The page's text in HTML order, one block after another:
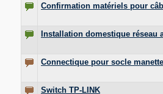
Confirmation matériels pour
Installation domestique réseau
Connectique pour socle
Switch TP-LINK